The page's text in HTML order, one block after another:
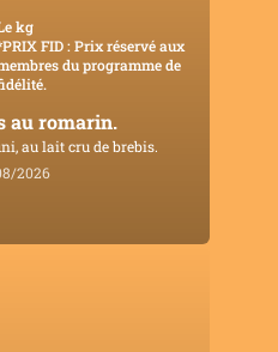
kg
FID : Prix réservé aux
du programme de
au romarin.
au lait cru de brebis.
2026